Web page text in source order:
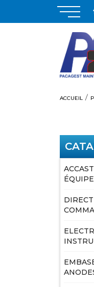
ACCUEIL